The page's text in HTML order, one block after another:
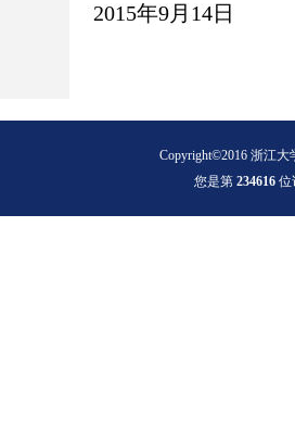
2015年9月14日
Copyright©2016 浙江大
您是第234616 位